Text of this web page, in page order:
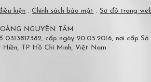
kiện . Chính sách bảo mật . Sơ đồ trang
NGUYÊN TÂM
0313817382, cấp ngày 20.05.2016, nơi cấp
Hiền, TP Hồ Chí Minh, Việt Nam